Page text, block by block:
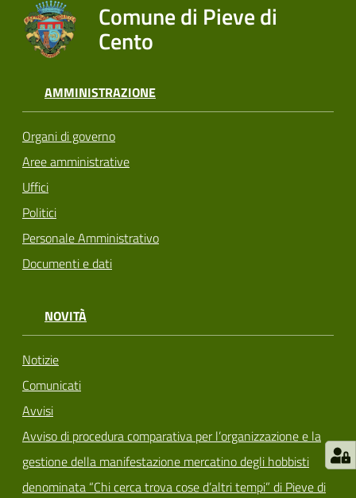
Seguici
Comune di Pieve di
Cento
AMMINISTRAZIONE
Organi di governo
Aree amministrative
Uffici
Politici
Personale Amministrativo
Documenti e dati
NOVITÀ
Notizie
Comunicati
Avvisi
Avviso di procedura comparativa per l’organizzazione e la
gestione della manifestazione mercatino degli hobbisti
denominata “Chi cerca trova cose d’altri tempi” di Pieve di